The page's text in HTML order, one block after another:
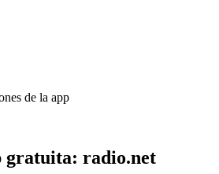
de la app
gratuita: radio.net